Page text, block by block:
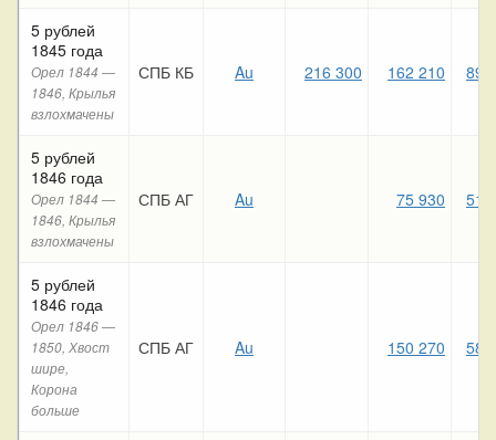
5 рублей
1845 года
Орел 1844 —
1846, Крылья
взлохмачены
СПБ КБ Au 216 300 162 210 89
5 рублей
1846 года
Орел 1844 —
1846, Крылья
взлохмачены
СПБ АГ Au 75 930 51
5 рублей
1846 года
Орел 1846 —
1850, Хвост
шире,
Корона
больше
СПБ АГ Au 150 270 58